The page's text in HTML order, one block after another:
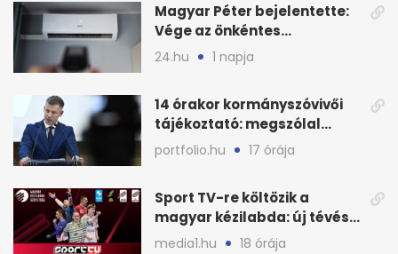
Magyar Péter bejelentette:
Vége az önkéntes
fogyasztáscsökkentésnek
24.hu 1 napja
14 órakor kormányszóvivői
tájékoztató: megszólal
Magyar Péter is
portfolio.hu 17 órája
Sport TV-re költözik a
magyar kézilabda: új tévés
megállapodás
media1.hu 18 órája